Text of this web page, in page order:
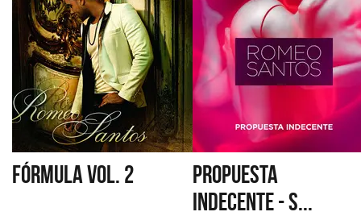
FÓRMULA VOL. 2
PROPUESTA
INDECENTE - S...